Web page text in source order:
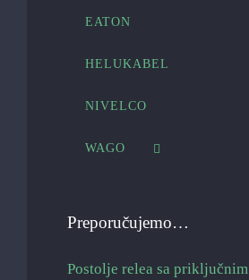
EATON
HELUKABEL
NIVELCO
WAGO
Preporučujemo…
Postolje relea sa priključnim